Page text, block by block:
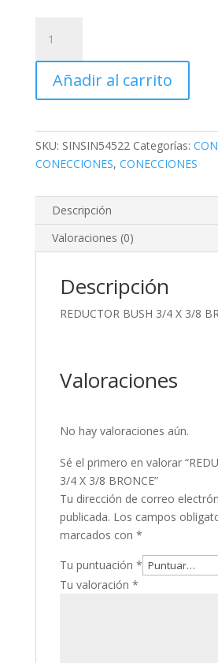
BUSH
3/4
3/8
cantidad
Añadir al carrito
SKU: SINSIN54522 Categorías:
CONECCIONES, CONECCIONES
Descripción
Valoraciones (0)
Descripción
REDUCTOR BUSH 3/4 X 3/8
Valoraciones
No hay valoraciones aún.
Sé el primero en valorar
3/4 X 3/8 BRONCE”
Tu dirección de correo
publicada. Los campos
marcados con *
Tu puntuación *
Tu valoración *